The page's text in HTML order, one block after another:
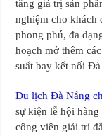
tăng giá trị sản
nghiệm cho khách
phong phú, đa
hoạch mở thêm
suất bay kết nối
Du lịch Đà Nẵng
sự kiện lễ hội
công viên giải trí